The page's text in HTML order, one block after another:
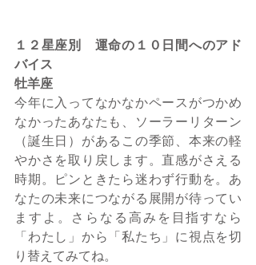
１２星座別　運命の１０日間へのアド
バイス
牡羊座
今年に入ってなかなかペースがつかめ
なかったあなたも、ソーラーリターン
（誕生日）があるこの季節、本来の軽
やかさを取り戻します。直感がさえる
時期。ピンときたら迷わず行動を。あ
なたの未来につながる展開が待ってい
ますよ。さらなる高みを目指すなら
「わたし」から「私たち」に視点を切
り替えてみてね。